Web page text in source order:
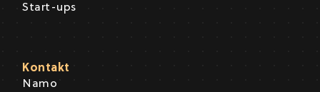
Start-ups
Kontakt
Namo